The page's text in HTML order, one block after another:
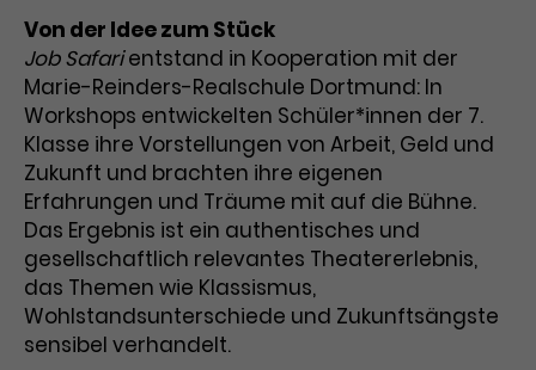
Performance der Website. Die
erhobenen Daten umfassen in
anonymisierter Form die Anzahl
der Besuche, die Quelle, aus der sie
stammen, und die besuchten
Seiten.
Name _gat_UA-63561367-1
Anbieter Google Analytics
Zweck
Informationen zu Werbeklicks und
dient der Zuordnung von
Conversions zu Google Ads-
Kampagnen.
Name _gcl_dc
Anbieter Google / DoubleClick
Laufzeit 3 Monate
Von der Idee zum Stück
Job Safarientstand in Kooperation mit der
Marie-Reinders-Realschule Dortmund: In
Workshops entwickelten Schüler*innen der 7.
Klasse ihre Vorstellungen von Arbeit, Geld und
Zukunft und brachten ihre eigenen
Erfahrungen und Träume mit auf die Bühne.
Das Ergebnis ist ein authentisches und
gesellschaftlich relevantes Theatererlebnis,
das Themen wie Klassismus,
Wohlstandsunterschiede und Zukunftsängste
sensibel verhandelt.